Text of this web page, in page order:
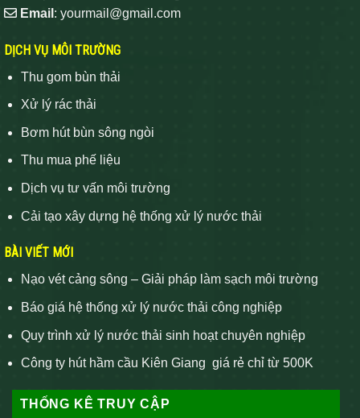
Email : yourmail@gmail.com
DỊCH VỤ MÔI TRƯỜNG
Thu gom bùn thải
Xử lý rác thải
Bơm hút bùn sông ngòi
Thu mua phế liệu
Dịch vụ tư vấn môi trường
Cải tạo xây dựng hệ thống xử lý nước thải
BÀI VIẾT MỚI
Nạo vét cảng sông – Giải pháp làm sạch môi trường
Báo giá hệ thống xử lý nước thải công nghiệp
Quy trình xử lý nước thải sinh hoạt chuyên nghiệp
Công ty hút hầm cầu Kiên Giang giá rẻ chỉ từ 500K
THỐNG KÊ TRUY CẬP